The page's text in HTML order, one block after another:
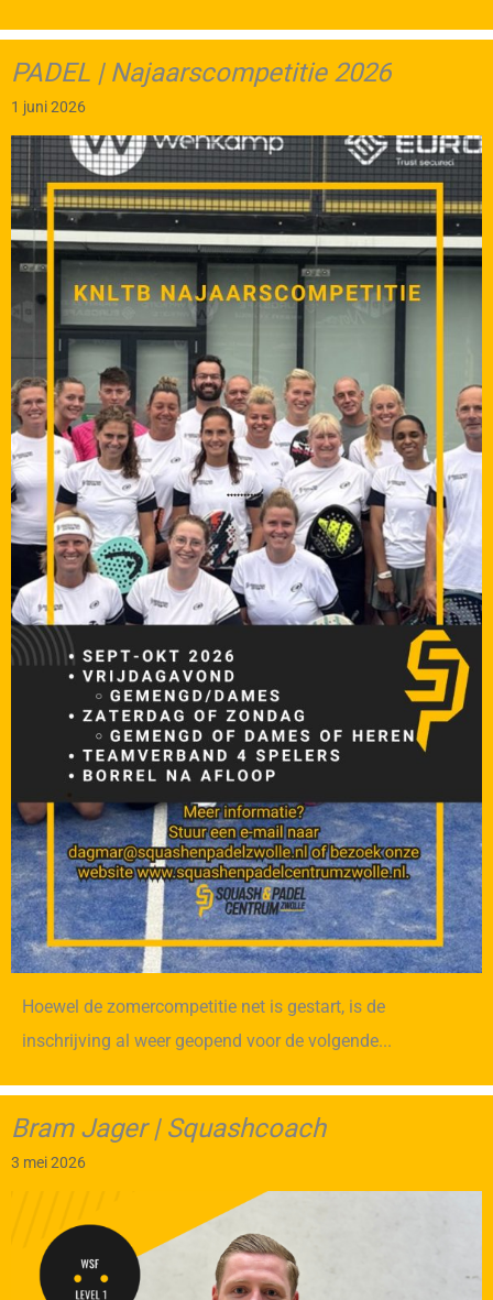
PADEL | Najaarscompetitie 2026
1 juni 2026
Hoewel de zomercompetitie net is gestart, is de
inschrijving al weer geopend voor de volgende...
Bram Jager | Squashcoach
3 mei 2026